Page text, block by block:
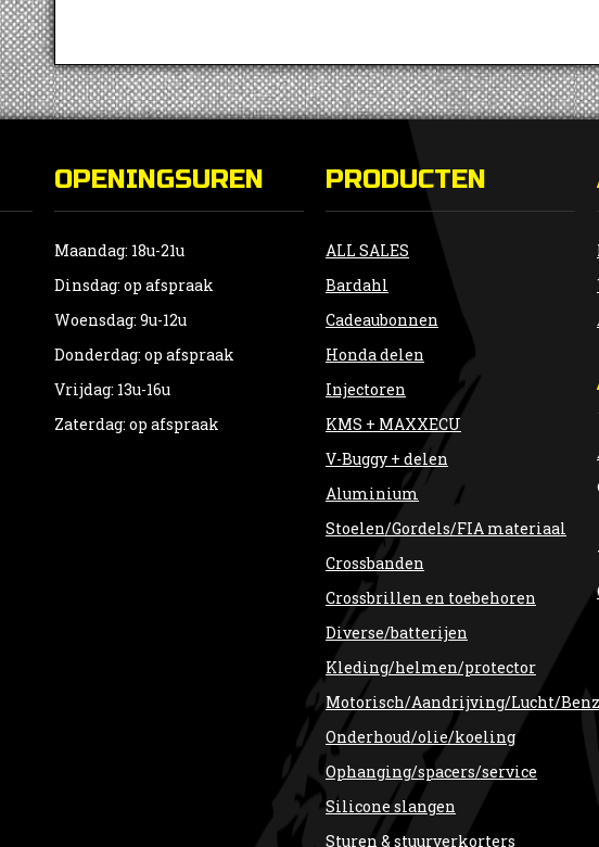
optie
kan
gekozen
op
OPENINGSUREN
Maandag: 18u-21u
Dinsdag: op afspraak
Woensdag: 9u-12u
Donderdag: op afspraak
Vrijdag: 13u-16u
Zaterdag: op afspraak
PRODUCTEN
ALL SALES
Bardahl
Cadeaubonnen
Honda delen
Injectoren
KMS + MAXXECU
V-Buggy + delen
Aluminium
Stoelen/Gordels/FIA materiaal
Crossbanden
Crossbrillen en toebehoren
Diverse/batterijen
Kleding/helmen/protector
Motorisch/Aandrijving/Lucht/
Onderhoud/olie/koeling
Ophanging/spacers/service
Silicone slangen
Sturen & stuurverkorters